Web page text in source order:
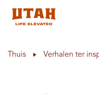
Thuis Verhalen ter